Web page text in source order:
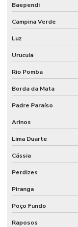
Baependi
Campina Verde
Luz
Urucuia
Rio Pomba
Borda da Mata
Padre Paraíso
Arinos
Lima Duarte
Cássia
Perdizes
Piranga
Poço Fundo
Raposos